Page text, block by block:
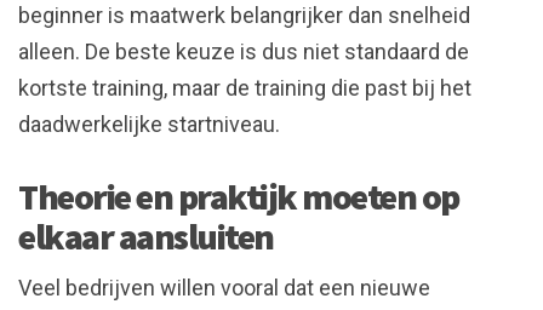
beginner is maatwerk belangrijker dan snelheid
alleen. De beste keuze is dus niet standaard de
kortste training, maar de training die past bij het
daadwerkelijke startniveau.
Theorie en praktijk moeten op
elkaar aansluiten
Veel bedrijven willen vooral dat een nieuwe